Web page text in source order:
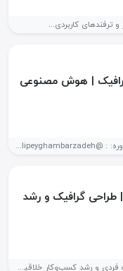
کاربردی...
| هوش مصنوعی
دنیای گرافیک و دیزاین با علی پیغمبرزاده ارتباط و مشاوره: : @Alipeyghambarzadeh...
| طراحی گرافیک و رشد
ایده‌پردازی و طراحی گرافیک اختصاصی آموزش توسعه فردی و رشد کسب‌و‌کار خلاقیت...